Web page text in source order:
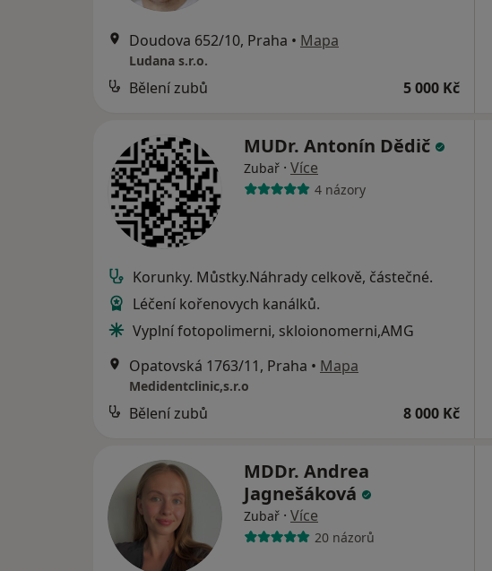
Doudova 652/10, Praha • Mapa
Ludana s.r.o.
Bělení zubů 5 000 Kč
MUDr. Antonín Dědič
Zubař · Více
4 názory
Korunky. Můstky.Náhrady celkově, částečné.
Léčení kořenovych kanálků.
Vyplní fotopolimerni, skloionomerni,AMG
Opatovská 1763/11, Praha • Mapa
Medidentclinic,s.r.o
Bělení zubů 8 000 Kč
MDDr. Andrea
Jagnešáková
Zubař · Více
20 názorů